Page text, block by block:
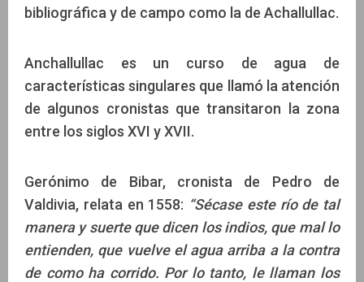
bibliográfica y de campo como la de Achallullac.
Anchallullac es un curso de agua de
características singulares que llamó la atención
de algunos cronistas que transitaron la zona
entre los siglos XVI y XVII.
Gerónimo de Bibar, cronista de Pedro de
Valdivia, relata en 1558: “Sécase este río de tal
manera y suerte que dicen los indios, que mal lo
entienden, que vuelve el agua arriba a la contra
de como ha corrido. Por lo tanto, le llaman los